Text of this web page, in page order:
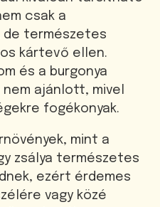
csak a
de természetes
kártevő ellen.
és a burgonya
ajánlott, mivel
fogékonyak.
mint a
zsálya természetes
ezért érdemes
vagy közé